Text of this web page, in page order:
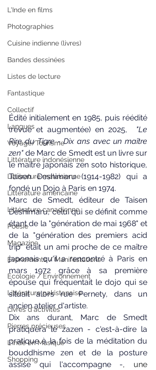
L'Inde en films
Photographies
Cuisine indienne (livres)
Bandes dessinées
Listes de lecture
Fantastique
Collectif
Langues
Voyage/Tourisme
Littérature indonésienne
Littérature malaisienne
Littérature américaine
Littérature canadienne
Poésie
Magazine
Evènements / Manifestations
Ecologie / Environnement
Littérature pakistanaise
Livres d'activités
Pierres précieuses
L'Inde en Musique
Shopping
Édité initialement en 1985, puis réédité
(revue et augmentée) en 2025,
"Le
Rire du Tigre - Dix ans avec un maître
zen" de Marc de Smedt est un livre sur
le maître japonais zen soto
Taisen Deshimaru (1914-1982) qui a
fondé un Dojo à Paris en 1974.
Marc de Smedt, éditeur de Taisen
Deshimaru, celui qui se définit comme
étant de la "génération de mai 1968" et
de la "génération des premiers acid
trip" était un ami proche de ce maître
japonais qu'il a rencontré à Paris en
mars 1972 grâce à sa première
épouse qui fréquentait le dojo qui se
situait alors rue Pernety, dans un
ancien atelier d'artiste.
Dix ans durant, Marc de Smedt
pratiquera le zazen - c'est-à-dire la
pratique à la fois de la méditation du
bouddhisme zen et de la posture
assise qui l'accompagne -, une